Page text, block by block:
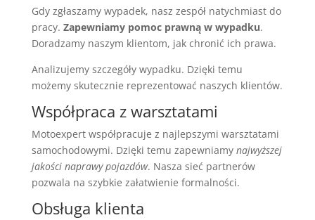
Gdy zgłaszamy wypadek, nasz zespół natychmiast do
pracy. Zapewniamy pomoc prawną w wypadku.
Doradzamy naszym klientom, jak chronić ich prawa.
Analizujemy szczegóły wypadku. Dzięki temu
możemy skutecznie reprezentować naszych klientów.
Współpraca z warsztatami
Motoexpert współpracuje z najlepszymi warsztatami
samochodowymi. Dzięki temu zapewniamy najwyższej
jakości naprawy pojazdów. Nasza sieć partnerów
pozwala na szybkie załatwienie formalności.
Obsługa klienta